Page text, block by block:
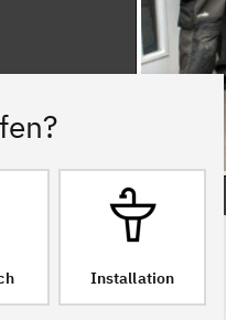
Installation